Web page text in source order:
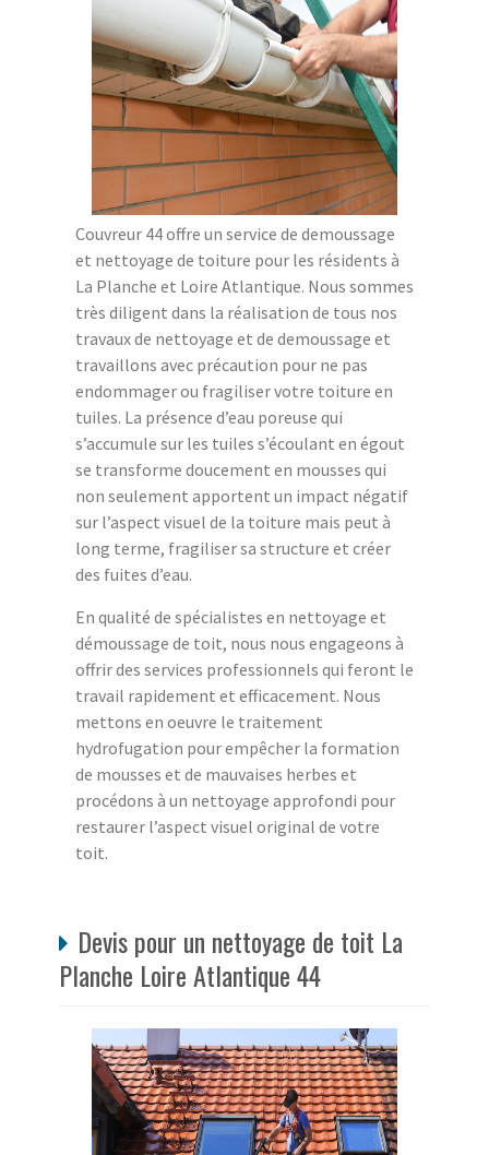
Couvreur 44 offre un service de demoussage
et nettoyage de toiture pour les résidents à
La Planche et Loire Atlantique. Nous sommes
très diligent dans la réalisation de tous nos
travaux de nettoyage et de demoussage et
travaillons avec précaution pour ne pas
endommager ou fragiliser votre toiture en
tuiles. La présence d’eau poreuse qui
s’accumule sur les tuiles s’écoulant en égout
se transforme doucement en mousses qui
non seulement apportent un impact négatif
sur l’aspect visuel de la toiture mais peut à
long terme, fragiliser sa structure et créer
des fuites d’eau.
En qualité de spécialistes en nettoyage et
démoussage de toit, nous nous engageons à
offrir des services professionnels qui feront le
travail rapidement et efficacement. Nous
mettons en oeuvre le traitement
hydrofugation pour empêcher la formation
de mousses et de mauvaises herbes et
procédons à un nettoyage approfondi pour
restaurer l’aspect visuel original de votre
toit.
Devis pour un nettoyage de toit La
Planche Loire Atlantique 44